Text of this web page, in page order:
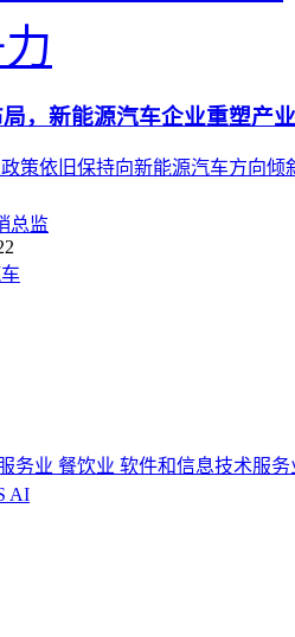
，新能源汽车企业重塑产
策依旧保持向新能源汽车方向
总监
务业 餐饮业 软件和信息技术服
AI